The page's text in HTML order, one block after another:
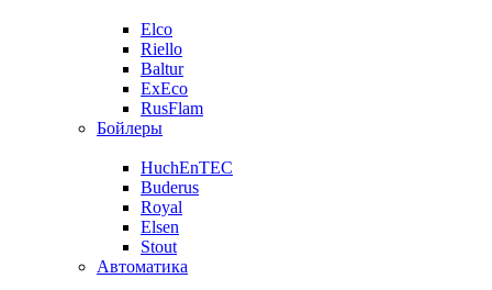
Elco
Riello
Baltur
ExEco
RusFlam
Бойлеры
HuchEnTEC
Buderus
Royal
Elsen
Stout
Автоматика